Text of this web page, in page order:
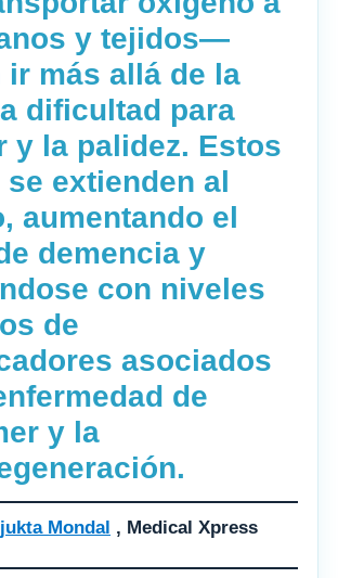
y tejidos—
ir más allá de la
dificultad para
y la palidez. Estos
extienden al
aumentando el
demencia y
con niveles
de
asociados
de
y la
Mondal , Medical Xpress